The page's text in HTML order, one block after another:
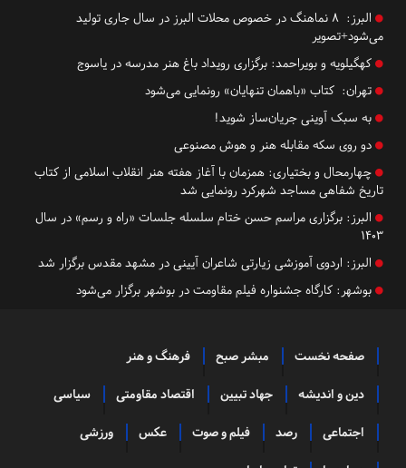
البرز:
۸ نماهنگ در خصوص محلات البرز در سال جاری تولید
می‌شود+تصویر
کهگیلویه و بویراحمد: برگزاری رویداد باغ هنر مدرسه در یاسوج
تهران: کتاب «باهمان تنهایان» رونمایی می‌شود
به سبک آوینی جریان‌ساز شوید!
دو روی سکه مقابله هنر و هوش مصنوعی
چهارمحال و بختیاری: همزمان با آغاز هفته هنر انقلاب اسلامی از کتاب
تاریخ شفاهی مساجد شهرکرد رونمایی شد
البرز: برگزاری مراسم حسن ختام سلسله جلسات «راه و رسم» در سال
۱۴۰۳
البرز: اردوی آموزشی زیارتی شاعران آیینی در مشهد مقدس برگزار شد
بوشهر: کارگاه جشنواره فیلم مقاومت در بوشهر برگزار می‌شود
صفحه نخست مبشر صبح فرهنگ و هنر
دین و اندیشه جهاد تبیین اقتصاد مقاومتی سیاسی
اجتماعی رصد فیلم و صوت عکس ورزشی